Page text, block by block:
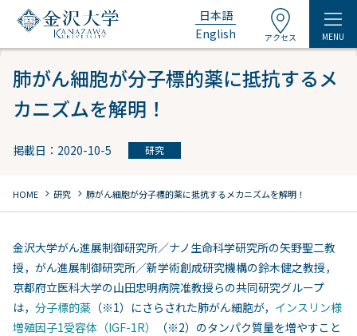
日本語
English
アクセス MENU
肺がん細胞が分子標的薬に抵抗するメ
カニズムを解明！
掲載日：2020-10-5 研究
HOME chevron_right 研究 chevron_right 肺がん細胞が分子標的薬に抵抗するメカニズムを解明！
金沢大学がん進展制御研究所／ナノ生命科学研究所の矢野聖二教
授，がん進展制御研究所／新学術創成研究機構の鈴木健之教授，
京都府立医科大学の山田忠明病院准教授らの共同研究グループ
は， 分子標的薬 （※1）にさらされた肺がん細胞が， インスリン様
増殖因子1受容体（IGF-1R）
（※2）のタンパク質量を増やすこと